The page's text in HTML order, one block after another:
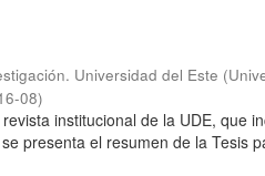
Universidad del Este (
08)
institucional de la UDE, que
presenta el resumen de la Tesis